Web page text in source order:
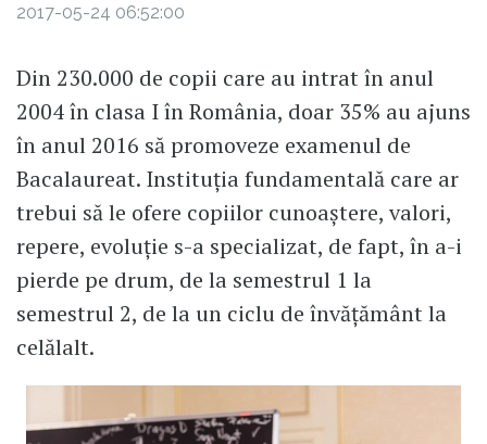
2017-05-24 06:52:00
Din 230.000 de copii care au intrat în anul
2004 în clasa I în România, doar 35% au ajuns
în anul 2016 să promoveze examenul de
Bacalaureat. Instituția fundamentală care ar
trebui să le ofere copiilor cunoaștere, valori,
repere, evoluție s-a specializat, de fapt, în a-i
pierde pe drum, de la semestrul 1 la
semestrul 2, de la un ciclu de învățământ la
celălalt.